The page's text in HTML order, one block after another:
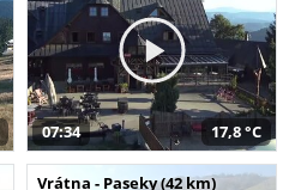
07:34 17,8 °C
Vrátna - Paseky (42 km)